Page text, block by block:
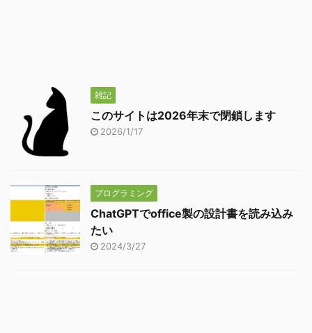
雑記
このサイトは2026年末で閉鎖します
2026/1/17
プログラミング
ChatGPTでoffice製の設計書を読み込み
たい
2024/3/27